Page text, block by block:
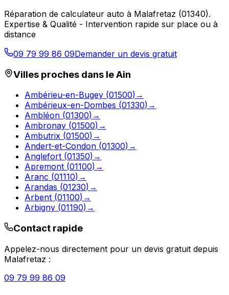
Réparation de calculateur auto à Malafretaz (01340).
Expertise & Qualité - Intervention rapide sur place ou à
distance
09 79 99 86 09Demander un devis gratuit
Villes proches dans leAin
Ambérieu-en-Bugey (01500) →
Ambérieux-en-Dombes (01330) →
Ambléon (01300) →
Ambronay (01500) →
Ambutrix (01500) →
Andert-et-Condon (01300) →
Anglefort (01350) →
Apremont (01100) →
Aranc (01110) →
Arandas (01230) →
Arbent (01100) →
Arbigny (01190) →
Contact rapide
Appelez-nous directement pour un devis gratuit depuis
Malafretaz :
09 79 99 86 09